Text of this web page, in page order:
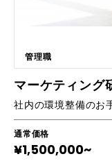
時間をかけたくないと
活用できるシンプルか
える動画テンプレート
ニック ・テキストと音
とトランジション: 動画
有: 完成動画の最適な出力と配信方法 ◉月3
（休憩時間1時間）×３回 ＝講師のプロフィールと実績＝ 現在企業様へ定
期的に動画を販売。 特
インにお取引。 *･゜ﾟ･
管理職
マーケティング
通常価格
¥1,500,000~